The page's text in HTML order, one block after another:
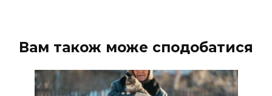
Вам також може сподобатися